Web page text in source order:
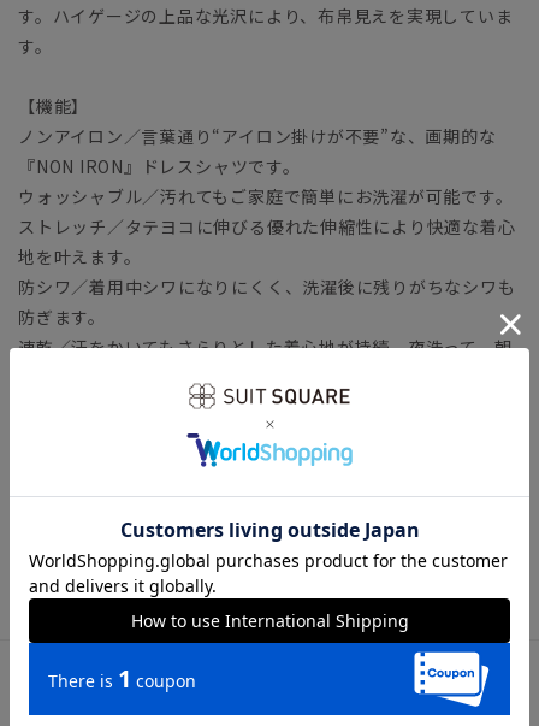
す。ハイゲージの上品な光沢により、布帛見えを実現していま
す。
【機能】
ノンアイロン／言葉通り“アイロン掛けが不要”な、画期的な
『NON IRON』ドレスシャツです。
ウォッシャブル／汚れてもご家庭で簡単にお洗濯が可能です。
ストレッチ／タテヨコに伸びる優れた伸縮性により快適な着心
地を叶えます。
防シワ／着用中シワになりにくく、洗濯後に残りがちなシワも
防ぎます。
速乾／汗をかいてもさらりとした着心地が持続。夜洗って、朝
乾くお手入れ時短シャツです。
【参考情報】The Style Dictionary
◆スーツに合うワイシャツおすすめ12選｜おしゃれ＆失敗しな
いシャツの選び方
ビジネス ワイシャツ タイト スリム ノーアイロン ノン
アイロン イージーケア 形態安定
アイテム詳細